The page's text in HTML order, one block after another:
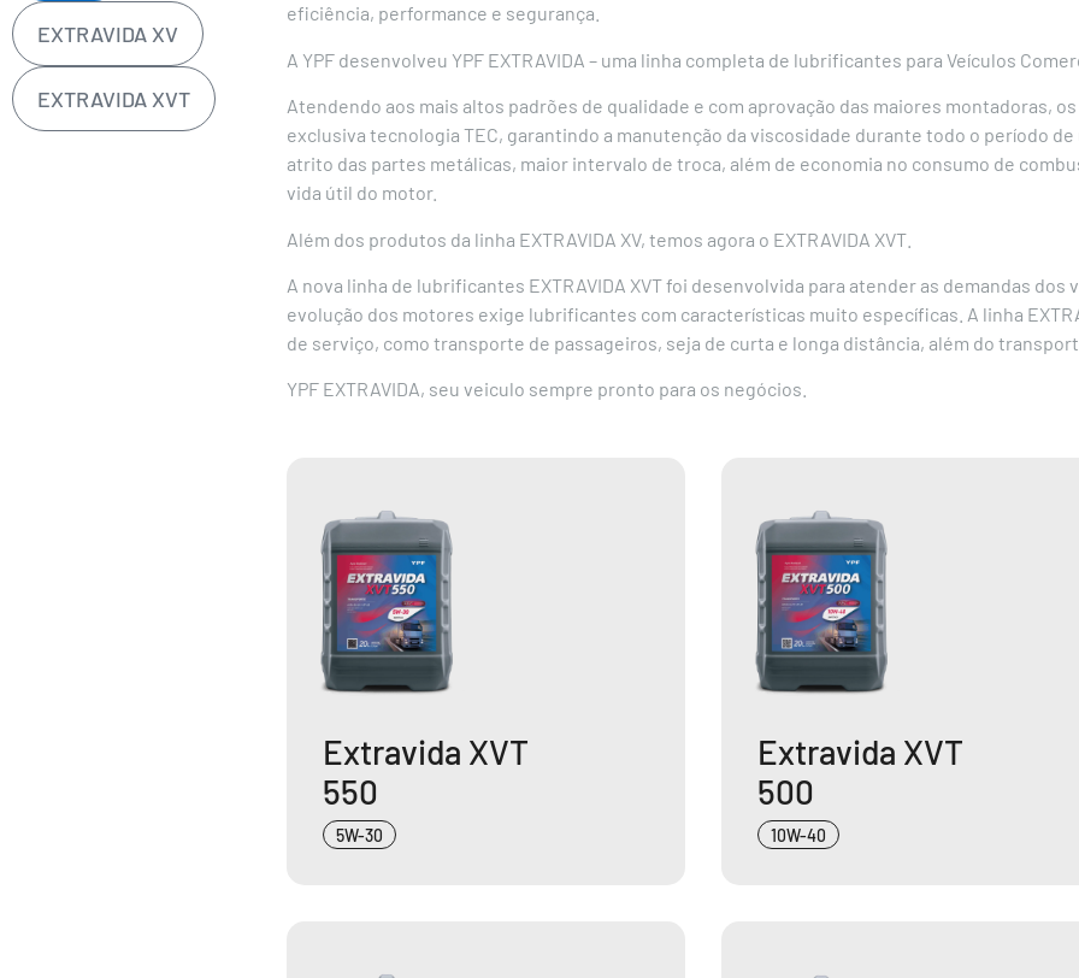
EXTRAVIDA XV
EXTRAVIDA XVT
eficiência, performance e segurança.
A YPF desenvolveu YPF EXTRAVIDA – uma linha completa de lubrificantes para Veículos
Atendendo aos mais altos padrões de qualidade e com aprovação das maiores montadoras,
exclusiva tecnologia TEC, garantindo a manutenção da viscosidade durante todo o período
atrito das partes metálicas, maior intervalo de troca, além de economia no consumo de
vida útil do motor.
Além dos produtos da linha EXTRAVIDA XV, temos agora o EXTRAVIDA XVT.
A nova linha de lubrificantes EXTRAVIDA XVT foi desenvolvida para atender as demandas
evolução dos motores exige lubrificantes com características muito específicas. A linha
de serviço, como transporte de passageiros, seja de curta e longa distância, além do
YPF EXTRAVIDA, seu veiculo sempre pronto para os negócios.
Extravida XVT
550
5W-30
Extravida XVT
500
10W-40